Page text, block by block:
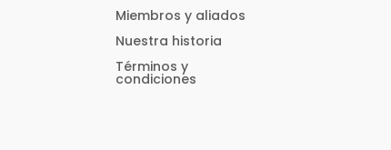
Miembros y aliados
Nuestra historia
Términos y
condiciones